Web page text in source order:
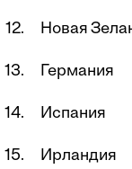
Новая
Германия
Испания
Ирландия